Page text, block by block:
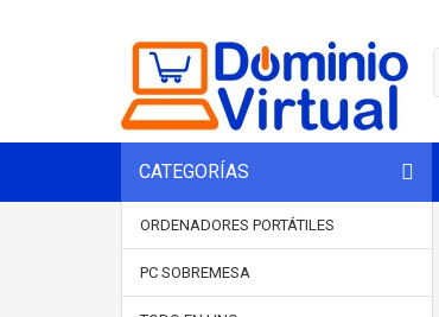
CATEGORÍAS
ORDENADORES PORTÁTILES
PC SOBREMESA